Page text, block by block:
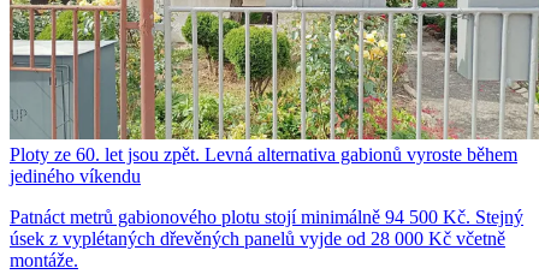
Ploty ze 60. let jsou zpět. Levná alternativa gabionů vyroste během
jediného víkendu
Patnáct metrů gabionového plotu stojí minimálně 94 500 Kč. Stejný
úsek z vyplétaných dřevěných panelů vyjde od 28 000 Kč včetně
montáže.